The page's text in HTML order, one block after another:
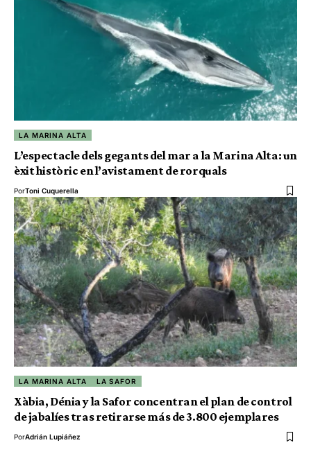
LA MARINA ALTA
L’espectacle dels gegants del mar a la Marina Alta: un
èxit històric en l’avistament de rorquals
PorToni Cuquerella
LA MARINA ALTA LA SAFOR
Xàbia, Dénia y la Safor concentran el plan de control
de jabalíes tras retirarse más de 3.800 ejemplares
PorAdrián Lupiáñez